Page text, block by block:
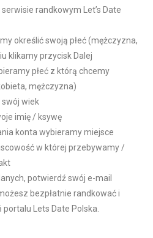
randkowym Let’s Date
określić swoją płeć (mężczyzna,
klikamy przycisk Dalej
płeć z którą chcemy
mężczyzna)
swój wiek
imię / ksywę
konta wybieramy miejsce
w której przebywamy /
potwierdź swój e-mail
bezpłatnie randkować i
Lets Date Polska.